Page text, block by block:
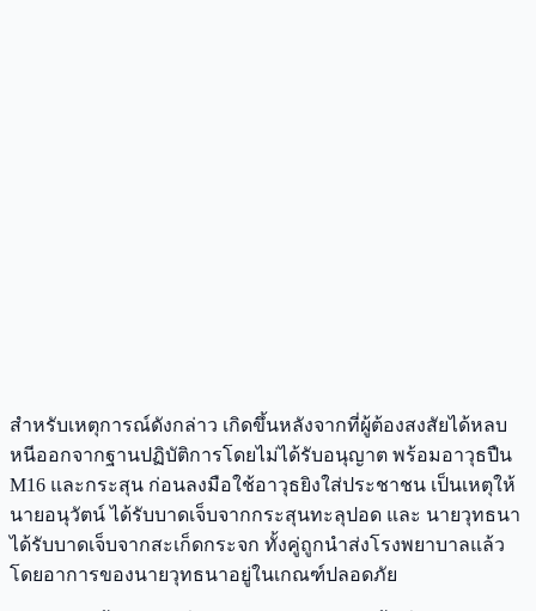
สำหรับเหตุการณ์ดังกล่าว เกิดขึ้นหลังจากที่ผู้ต้องสงสัยได้หลบ
หนีออกจากฐานปฏิบัติการโดยไม่ได้รับอนุญาต พร้อมอาวุธปืน
M16 และกระสุน ก่อนลงมือใช้อาวุธยิงใส่ประชาชน เป็นเหตุให้
นายอนุวัตน์ ได้รับบาดเจ็บจากกระสุนทะลุปอด และ นายวุทธนา
ได้รับบาดเจ็บจากสะเก็ดกระจก ทั้งคู่ถูกนำส่งโรงพยาบาลแล้ว
โดยอาการของนายวุทธนาอยู่ในเกณฑ์ปลอดภัย